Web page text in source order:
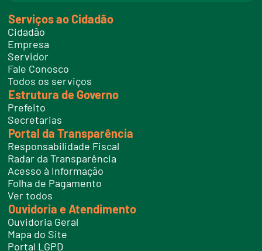
t
e
l
f
o
e
s
Serviços ao Cidadão
Cidadão
Empresa
Servidor
Fale Conosco
Todos os serviços
Estrutura de Governo
Prefeito
Secretarias
Portal da Transparência
Responsabilidade Fiscal
Radar da Transparência
Acesso à Informação
Folha de Pagamento
Ver todos
Ouvidoria e Atendimento
Ouvidoria Geral
Mapa do Site
Portal LGPD